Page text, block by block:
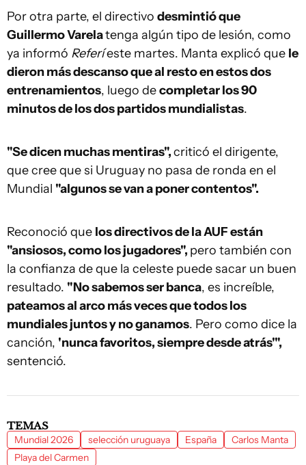
Por otra parte, el directivo desmintió que
Guillermo Varelatenga algún tipo de lesión, como
ya informó Referíeste martes. Manta explicó que le
dieron más descanso que al resto en estos dos
entrenamientos, luego decompletar los 90
minutos de los dos partidos mundialistas.
"Se dicen muchas mentiras",criticó el dirigente,
que cree que si Uruguay no pasa de ronda en el
Mundial "algunos se van a poner contentos".
Reconoció que los directivos de la AUF están
"ansiosos, como los jugadores", pero también con
la confianza de que la celeste puede sacar un buen
resultado. "No sabemos ser banca, es increíble,
pateamos al arco más veces que todos los
mundiales juntos y no ganamos. Pero como dice la
canción, 'nunca favoritos, siempre desde atrás'",
sentenció.
TEMAS
Mundial 2026 selección uruguaya España
Carlos Manta
Playa del Carmen